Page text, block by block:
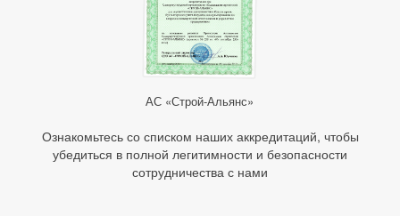
АС «Строй-Альянс»
Ознакомьтесь со списком наших аккредитаций, чтобы
убедиться в полной легитимности и безопасности
сотрудничества с нами